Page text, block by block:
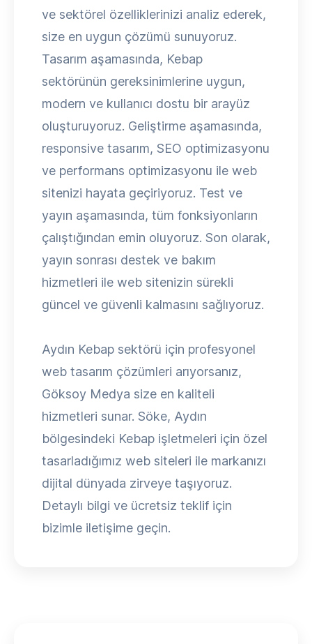
ve sektörel özelliklerinizi analiz ederek,
size en uygun çözümü sunuyoruz.
Tasarım aşamasında, Kebap
sektörünün gereksinimlerine uygun,
modern ve kullanıcı dostu bir arayüz
oluşturuyoruz. Geliştirme aşamasında,
responsive tasarım, SEO optimizasyonu
ve performans optimizasyonu ile web
sitenizi hayata geçiriyoruz. Test ve
yayın aşamasında, tüm fonksiyonların
çalıştığından emin oluyoruz. Son olarak,
yayın sonrası destek ve bakım
hizmetleri ile web sitenizin sürekli
güncel ve güvenli kalmasını sağlıyoruz.
Aydın Kebap sektörü için profesyonel
web tasarım çözümleri arıyorsanız,
Göksoy Medya size en kaliteli
hizmetleri sunar. Söke, Aydın
bölgesindeki Kebap işletmeleri için özel
tasarladığımız web siteleri ile markanızı
dijital dünyada zirveye taşıyoruz.
Detaylı bilgi ve ücretsiz teklif için
bizimle iletişime geçin.